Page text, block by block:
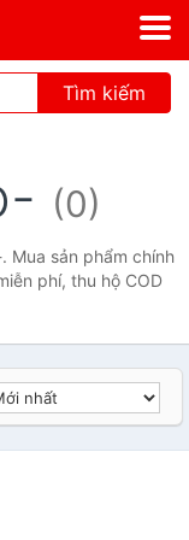
Tìm kiếm
(0)
Mua sản phẩm chính
phí, thu hộ COD